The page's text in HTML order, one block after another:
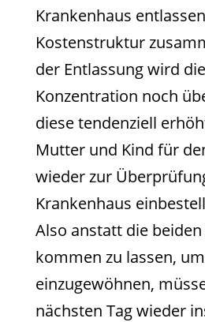
Krankenhaus
Kostenstruktur
der Entlassung wird
Konzentration noch
diese tendenziell
Mutter und Kind für
wieder zur
Krankenhaus
Also anstatt die beiden
kommen zu lassen,
einzugewöhnen,
nächsten Tag wieder